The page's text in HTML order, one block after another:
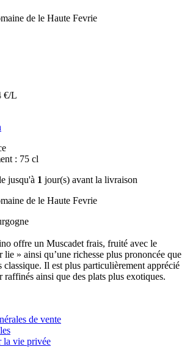
€/L
: 75 cl
jusqu'à 1 jour(s) avant la livraison
offre un Muscadet frais, fruité avec le
lie » ainsi qu’une richesse plus prononcée que
classique. Il est plus particulièrement apprécié
raffinés ainsi que des plats plus exotiques.
de vente
la vie privée